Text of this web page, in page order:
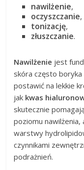
nawilżenie,
oczyszczanie,
tonizację,
złuszczanie.
Nawilżenie jest
skóra często
postawić na lekkie
jak kwas
skutecznie
poziomu
warstwy
czynnikami
podrażnień.